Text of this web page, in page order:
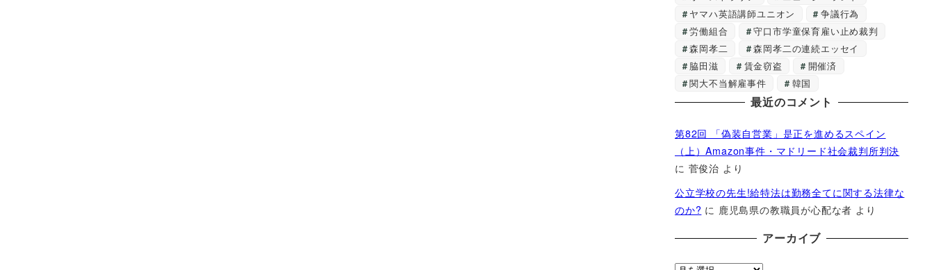
ヤマハ英語講師ユニオン
争議行為
労働組合
守口市学童保育雇い止め裁判
森岡孝二
森岡孝二の連続エッセイ
脇田滋
賃金窃盗
開催済
関大不当解雇事件
韓国
最近のコメント
第82回 「偽装自営業」是正を進めるスペイン
（上）Amazon事件・マドリード社会裁判所判決
に 菅俊治 より
公立学校の先生!給特法は勤務全てに関する法律な
のか? に 鹿児島県の教職員が心配な者 より
アーカイブ